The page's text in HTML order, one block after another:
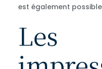
est également
Les